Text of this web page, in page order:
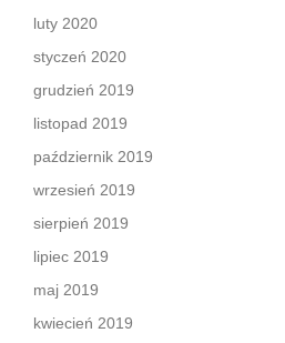
luty 2020
styczeń 2020
grudzień 2019
listopad 2019
październik 2019
wrzesień 2019
sierpień 2019
lipiec 2019
maj 2019
kwiecień 2019